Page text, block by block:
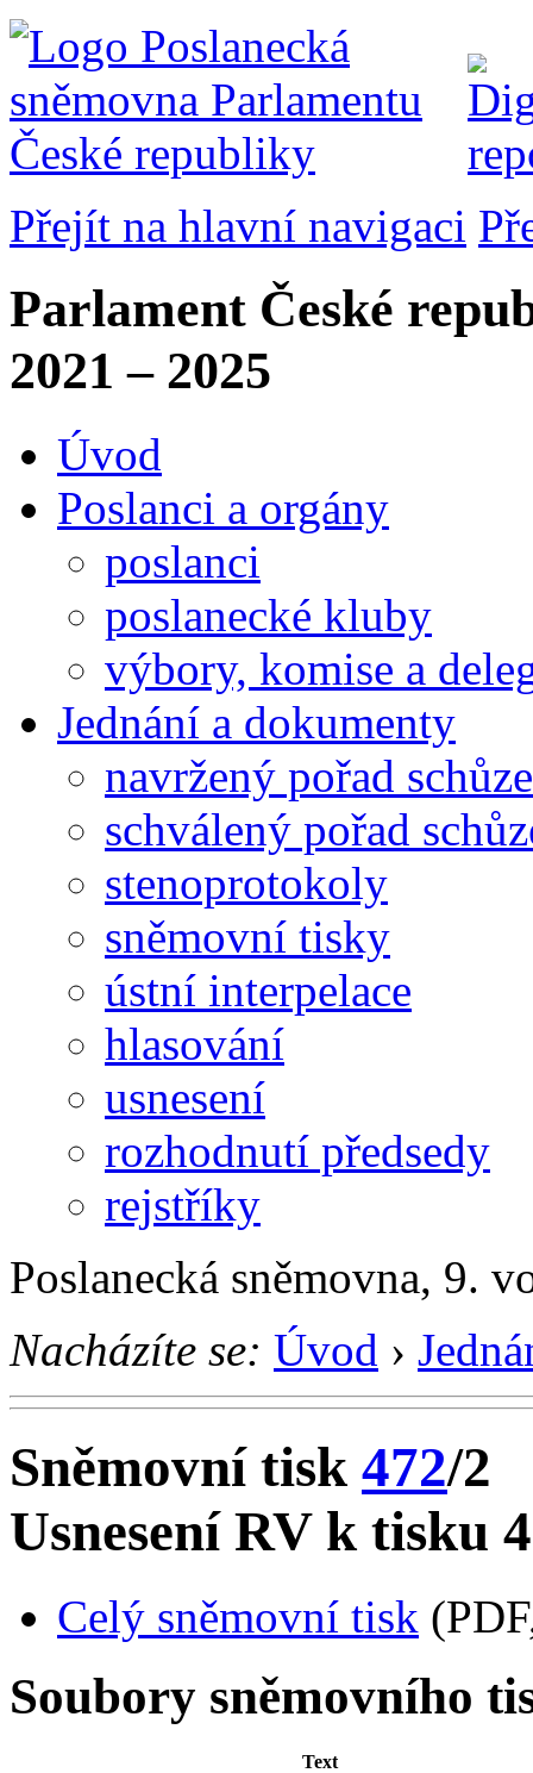
Přejít na hlavní navigaci
Parlament České
2021 – 2025
Úvod
Poslanci a orgány
poslanci
poslanecké kluby
výbory, komise a
Jednání a dokumenty
navržený pořad schůze
schválený pořad
stenoprotokoly
sněmovní tisky
ústní interpelace
hlasování
usnesení
rozhodnutí předsedy
rejstříky
Poslanecká sněmovna, 9.
Nacházíte se: Úvod ›
Sněmovní tisk 472/2
Usnesení RV k tisku
Celý sněmovní tisk
Soubory sněmovního
Text